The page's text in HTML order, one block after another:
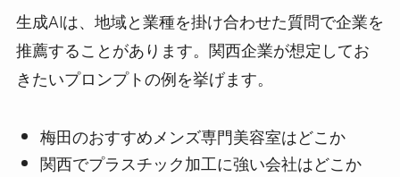
生成AIは、地域と業種を掛け合わせた質問で企業を
推薦することがあります。関西企業が想定してお
きたいプロンプトの例を挙げます。
梅田のおすすめメンズ専門美容室はどこか
関西でプラスチック加工に強い会社はどこか